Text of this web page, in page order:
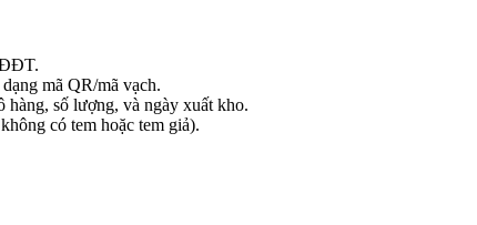
mã QR/mã vạch.
hàng, số lượng, và ngày xuất kho.
có tem hoặc tem giả).